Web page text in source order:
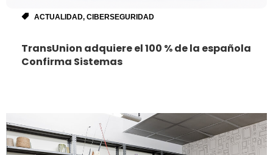
ACTUALIDAD, CIBERSEGURIDAD
TransUnion adquiere el 100 % de la española
Confirma Sistemas